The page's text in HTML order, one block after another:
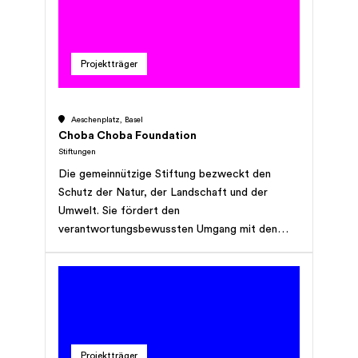
fördern.
Projektträger
Aeschenplatz, Basel
Choba Choba Foundation
Stiftungen
Die gemeinnützige Stiftung bezweckt den
Schutz der Natur, der Landschaft und der
Umwelt. Sie fördert den
verantwortungsbewussten Umgang mit den
nachhaltige Landwirtschaft und den
Projektträger